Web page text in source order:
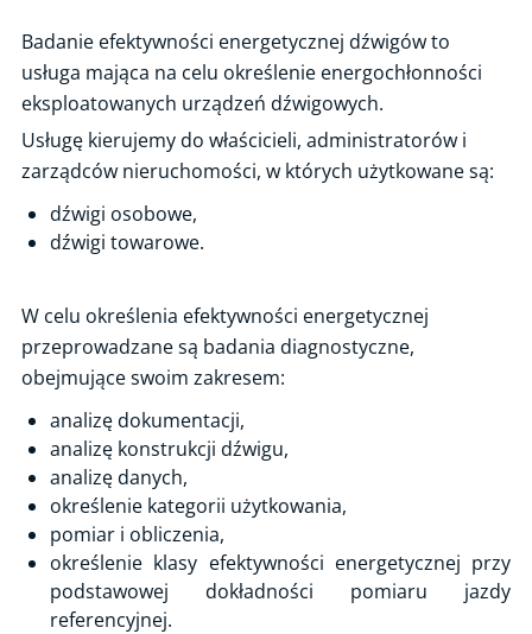
Certyfikacja osób
Certyfikacja wyrobów
Ocena zgodności i CE
Ekspertyzy techniczne
Ocena gotowości technicznej i organizacyjnej zakładu do
uczestnictwa w łańcuchu dostaw dla energetyki jądrowej
Ocena stanu technicznego instalacji fotowoltaicznej
Inspekcja paneli fotowoltaicznych z użyciem drona z termowizją
Punkty i stacje ładowania pojazdów - weryfikacja poprawności i
Spawalnictwo – pakiet usług
Weryfikacja dokumentacji / badania budowy urządzeń technicznych
Ocena maszyn z minimalnymi wymaganiami dot. BHP
Okresowa kontrola systemu ogrzewania, z uwzględnieniem
efektywności energetycznej źródeł ciepła
Analizy zagrożeń i oceny ryzyka
Badanie efektywności energetycznej dźwigów to
usługa mająca na celu określenie energochłonności
eksploatowanych urządzeń dźwigowych.
Usługę kierujemy do właścicieli, administratorów i
zarządców nieruchomości, w których użytkowane są:
dźwigi osobowe,
dźwigi towarowe.
W celu określenia efektywności energetycznej
przeprowadzane są badania diagnostyczne,
obejmujące swoim zakresem:
analizę dokumentacji,
analizę konstrukcji dźwigu,
analizę danych,
określenie kategorii użytkowania,
pomiar i obliczenia,
określenie klasy efektywności energetycznej przy
podstawowej dokładności pomiaru jazdy
referencyjnej.